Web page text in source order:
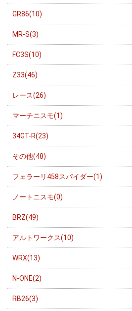
GR86(10)
MR-S(3)
FC3S(10)
Z33(46)
レース(26)
マーチニスモ(1)
34GT-R(23)
その他(48)
フェラーリ458スパイダー(1)
ノートニスモ(0)
BRZ(49)
アルトワークス(10)
WRX(13)
N-ONE(2)
RB26(3)